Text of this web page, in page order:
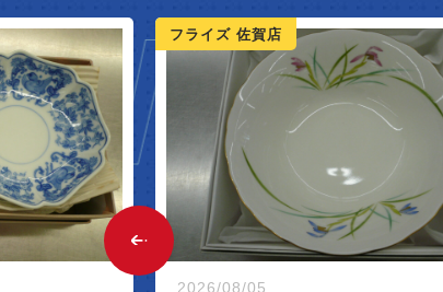
フライズ 佐賀店
2026/08/01